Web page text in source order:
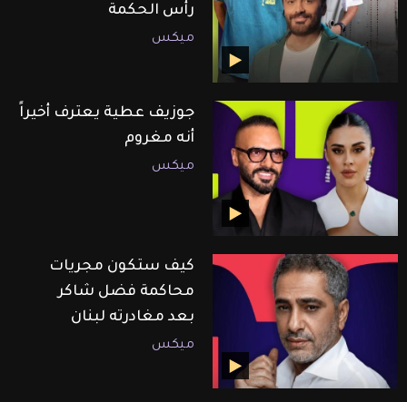
رأس الحكمة
ميكس
جوزيف عطية يعترف أخيراً
أنه مغروم
ميكس
كيف ستكون مجريات
محاكمة فضل شاكر
بعد مغادرته لبنان
ميكس